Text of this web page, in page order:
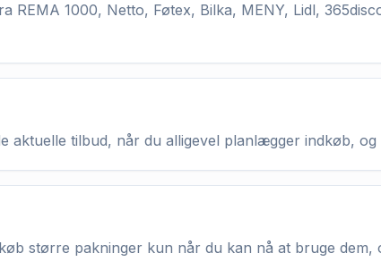
REMA 1000, Netto, Føtex, Bilka, MENY, Lidl,
aktuelle tilbud, når du alligevel planlægger indkøb,
større pakninger kun når du kan nå at bruge